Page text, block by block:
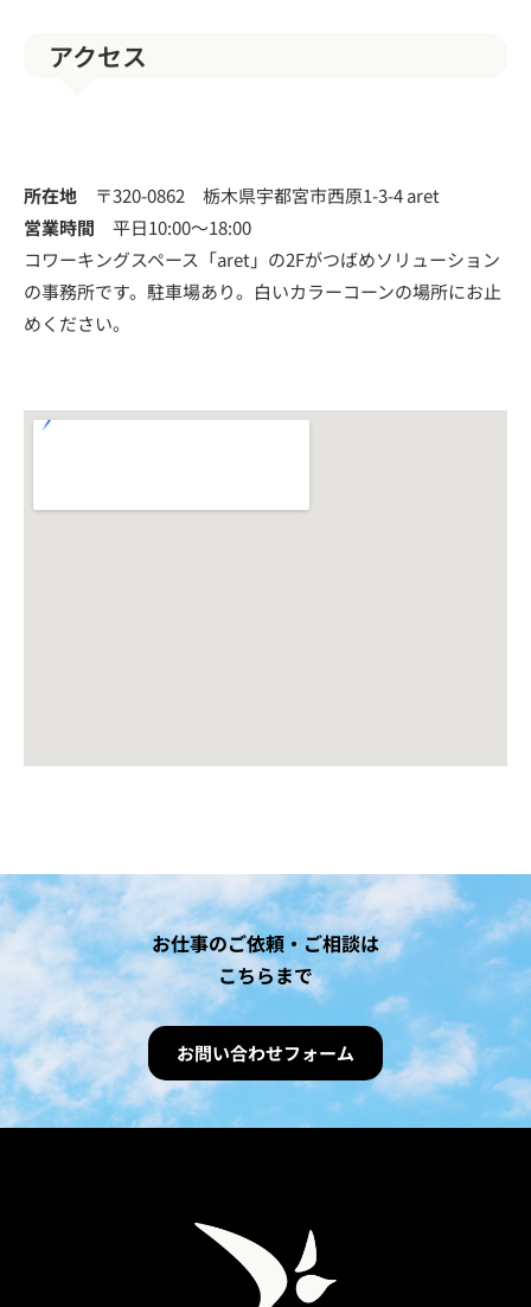
アクセス
所在地 〒320-0862 栃木県宇都宮市西原1-3-4 aret
営業時間 平日10:00～18:00
コワーキングスペース「aret」の2Fがつばめソリューション
の事務所です。駐車場あり。白いカラーコーンの場所にお止
めください。
お仕事のご依頼・ご相談は
こちらまで
お問い合わせフォーム